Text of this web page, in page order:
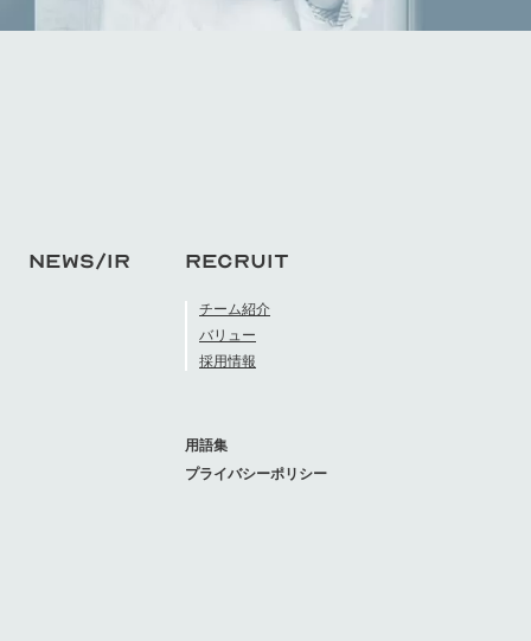
NEWS/IR RECRUIT
チーム紹介
バリュー
採用情報
用語集
プライバシーポリシー